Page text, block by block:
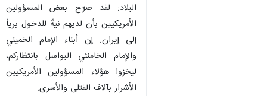
البلاد: لقد صرّح بعض المسؤولين
الأمريكيين بأن لديهم نيةً للدخول برياً
إلى إيران. إن أبناء الإمام الخميني
والإمام الخامنئي البواسل بانتظاركم،
ليخزوا هؤلاء المسؤولين الأمريكيين
الأشرار بآلاف القتلى والأسرى.